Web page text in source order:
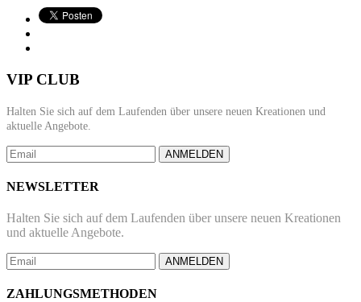
VIP CLUB
Halten Sie sich auf dem Laufenden über unsere neuen Kreationen und
aktuelle Angebote.
ANMELDEN
NEWSLETTER
Halten Sie sich auf dem Laufenden über unsere neuen Kreationen
und aktuelle Angebote.
ANMELDEN
ZAHLUNGSMETHODEN